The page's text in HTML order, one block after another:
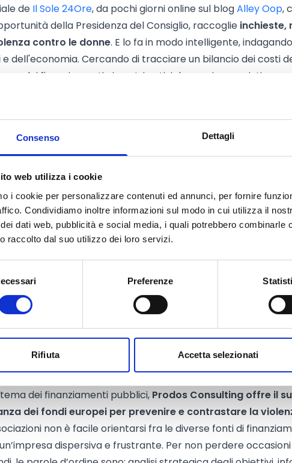
Consenso Dettagli
web utilizza i cookie
i cookie per personalizzare contenuti ed annunci, per fornire
Condividiamo inoltre informazioni sul modo in cui utilizza il
dati web, pubblicità e social media, i quali potrebbero combinarle
raccolto dal suo utilizzo dei loro servizi.
Preferenze
Rifiuta Accetta selezionati
de Il Sole 24Ore, da pochi giorni online sul blogAlley Oop,
della Presidenza del Consiglio, raccoglie inchieste,
contro le donne. E lo fa in modo intelligente,
dell'economia. Cercando di tracciare un bilancio dei costi
dei finanziamenti ai centri antiviolenza, riconosciuti come
WeWorld del 2013, infatti,
17 miliardi di euro all'anno
. È l’equivalente di un punto
Può sembrare cinico ridurre il dramma vissuto da tante
queste cifre misurano con drammatica precisione
il vissuto personale, emotivo e psicologico delle
partecipazione delle vittime al mercato del lavoro, il loro
e legali da affrontare, gli investimenti in capitale
affrontail tema in modo serio e rigoroso, ma con una
il lettore attraverso
gli snodi principali del problema , per
e soprattutto fornire strumenti utili alle donne – e
mancanza di una mappatura ufficiale dei centri
delle risorse, il nuovo Piano Strategico del governo 2017-
della prevenzione sui banchi di scuola, le storie di donne
alla violenza di genere
dei finanziamenti pubblici, Prodos Consulting offre il
dei fondi europei per prevenire e contrastare la
non è facile orientarsi fra le diverse fonti di
dispersiva e frustrante. Per non perdere